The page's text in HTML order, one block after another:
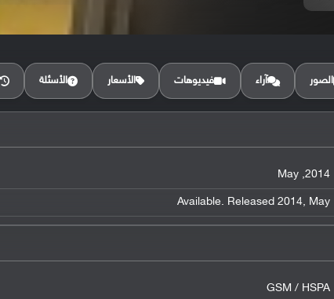
الصور آراء فيديوهات الأسعار الأسئلة
2014, May
Available. Released 2014, May
GSM / HSPA